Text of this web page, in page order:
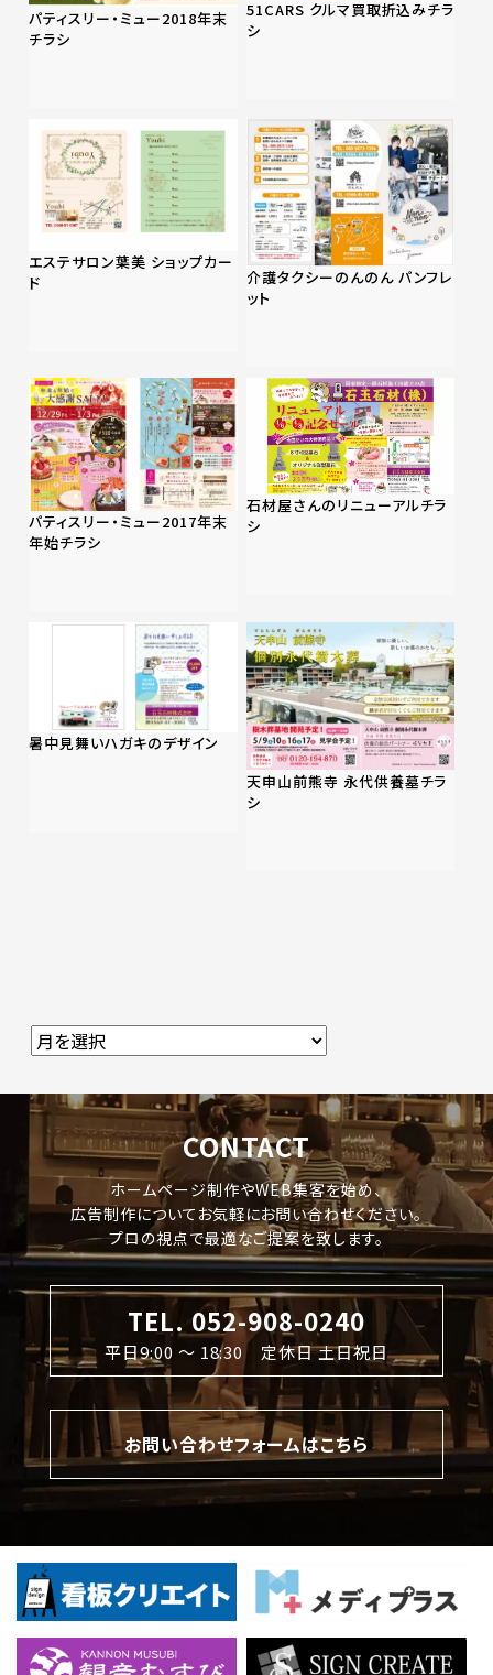
パティスリー・ミュー2018年末
チラシ
51CARS クルマ買取折込みチラ
シ
エステサロン葉美 ショップカー
ド
介護タクシーのんのん パンフレ
ット
パティスリー・ミュー2017年末
年始チラシ
石材屋さんのリニューアルチラ
シ
暑中見舞いハガキのデザイン
天申山前熊寺 永代供養墓チラ
シ
CONTACT
ホームページ制作やWEB集客を始め、
広告制作についてお気軽にお問い合わせください。
プロの視点で最適なご提案を致します。
TEL. 052-908-0240
平日9:00 〜 18:30 定休日 土日祝日
お問い合わせフォームはこちら